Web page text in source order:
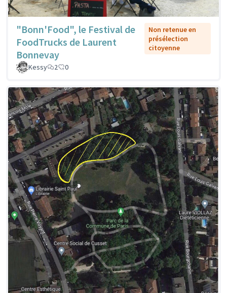
"Bonn'Food", le Festival de
FoodTrucks de Laurent
Bonnevay
Non retenue en
présélection
citoyenne
Kessy 2 0